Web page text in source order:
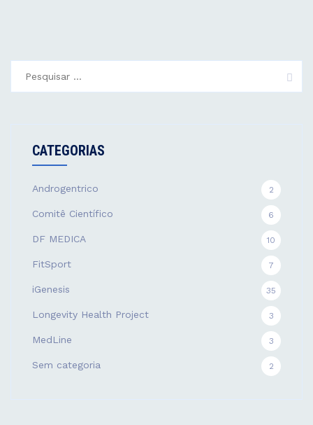
CATEGORIAS
Androgentrico 2
Comitê Científico 6
DF MEDICA 10
FitSport 7
iGenesis 35
Longevity Health Project 3
MedLine 3
Sem categoria 2